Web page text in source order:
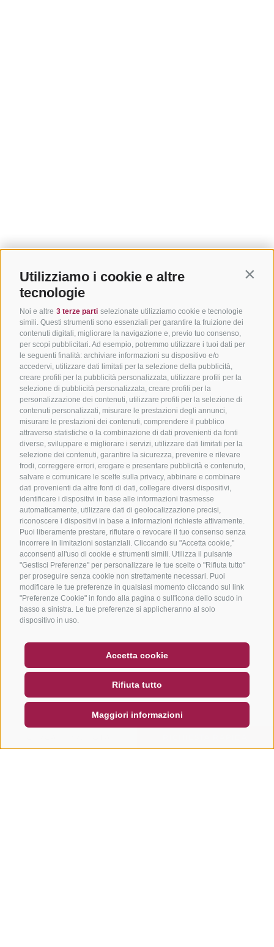
Utilizziamo i cookie e altre
tecnologie
Noi e altre 3 terze parti selezionate utilizziamo cookie e tecnologie
simili. Questi strumenti sono essenziali per garantire la fruizione dei
contenuti digitali, migliorare la navigazione e, previo tuo consenso,
per scopi pubblicitari. Ad esempio, potremmo utilizzare i tuoi dati per
le seguenti finalità: archiviare informazioni su dispositivo e/o
accedervi, utilizzare dati limitati per la selezione della pubblicità,
creare profili per la pubblicità personalizzata, utilizzare profili per la
selezione di pubblicità personalizzata, creare profili per la
personalizzazione dei contenuti, utilizzare profili per la selezione di
contenuti personalizzati, misurare le prestazioni degli annunci,
misurare le prestazioni dei contenuti, comprendere il pubblico
attraverso statistiche o la combinazione di dati provenienti da fonti
diverse, sviluppare e migliorare i servizi, utilizzare dati limitati per la
selezione dei contenuti, garantire la sicurezza, prevenire e rilevare
frodi, correggere errori, erogare e presentare pubblicità e contenuto,
salvare e comunicare le scelte sulla privacy, abbinare e combinare
dati provenienti da altre fonti di dati, collegare diversi dispositivi,
identificare i dispositivi in base alle informazioni trasmesse
automaticamente, utilizzare dati di geolocalizzazione precisi,
riconoscere i dispositivi in base a informazioni richieste attivamente.
Puoi liberamente prestare, rifiutare o revocare il tuo consenso senza
incorrere in limitazioni sostanziali. Cliccando su "Accetta cookie,"
acconsenti all'uso di cookie e strumenti simili. Utilizza il pulsante
"Gestisci Preferenze" per personalizzare le tue scelte o "Rifiuta tutto"
per proseguire senza cookie non strettamente necessari. Puoi
modificare le tue preferenze in qualsiasi momento cliccando sul link
"Preferenze Cookie" in fondo alla pagina o sull'icona dello scudo in
basso a sinistra. Le tue preferenze si applicheranno al solo
dispositivo in uso.
Accetta cookie
Rifiuta tutto
Maggiori informazioni
NEWSLETTER
SOCIAL WALL METEO